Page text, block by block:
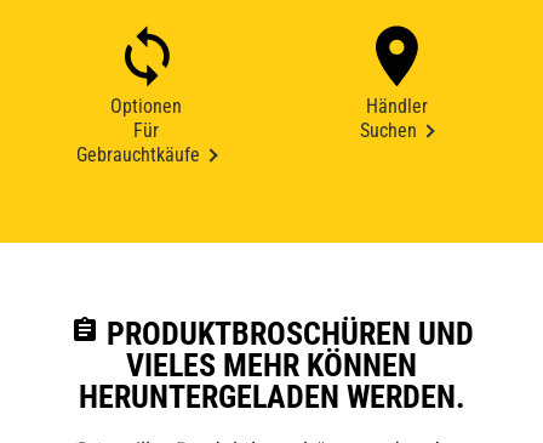
Optionen
Für
Gebrauchtkäufe
Händler
Suchen
assignment PRODUKTBROSCHÜREN UND
VIELES MEHR KÖNNEN
HERUNTERGELADEN WERDEN.